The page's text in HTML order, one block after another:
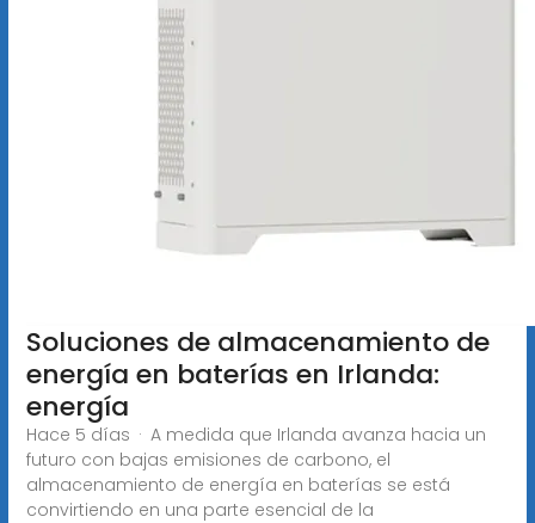
Soluciones de almacenamiento de
energía en baterías en Irlanda:
energía
Hace 5 días · A medida que Irlanda avanza hacia un
futuro con bajas emisiones de carbono, el
almacenamiento de energía en baterías se está
convirtiendo en una parte esencial de la